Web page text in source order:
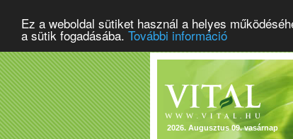
Ez a weboldal sütiket használ a helyes
a sütik fogadásába. További információ
2026. Augusztus 09. vasárnap